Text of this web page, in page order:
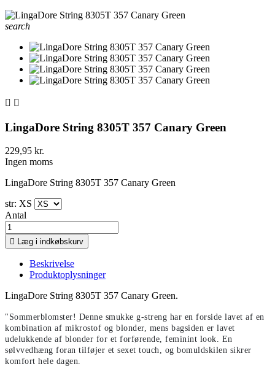
search
 
LingaDore String 8305T 357 Canary Green
229,95 kr.
Ingen moms
LingaDore String 8305T 357 Canary Green
str: XS
Antal
 Læg i indkøbskurv
Beskrivelse
Produktoplysninger
LingaDore String 8305T 357 Canary Green.
"Sommerblomster! Denne smukke g-streng har en forside lavet af en
kombination af mikrostof og blonder, mens bagsiden er lavet
udelukkende af blonder for et forførende, feminint look. En
sølvvedhæng foran tilføjer et sexet touch, og bomuldskilen sikrer
komfort hele dagen.